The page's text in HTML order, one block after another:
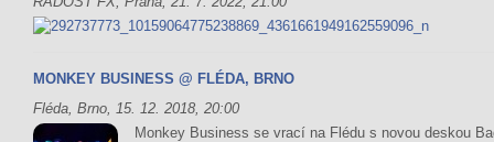
MONKEY BUSINESS @ FLÉDA, BRNO
Fléda, Brno, 15. 12. 2018, 20:00
Monkey Business se vrací na Flédu s novou deskou